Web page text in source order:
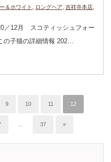
＆ホワイト ロングヘア 吉祥寺本店
／12月 スコティッシュフォー
の子猫の詳細情報 202…
9 10 11 12
37 »